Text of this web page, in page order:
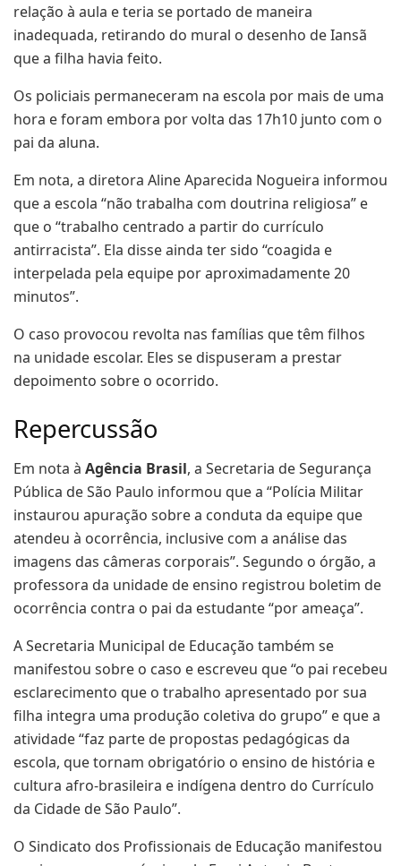
relação à aula e teria se portado de maneira
inadequada, retirando do mural o desenho de Iansã
que a filha havia feito.
Os policiais permaneceram na escola por mais de uma
hora e foram embora por volta das 17h10 junto com o
pai da aluna.
Em nota, a diretora Aline Aparecida Nogueira informou
que a escola “não trabalha com doutrina religiosa” e
que o “trabalho centrado a partir do currículo
antirracista”. Ela disse ainda ter sido “coagida e
interpelada pela equipe por aproximadamente 20
minutos”.
O caso provocou revolta nas famílias que têm filhos
na unidade escolar. Eles se dispuseram a prestar
depoimento sobre o ocorrido.
Repercussão
Em nota à Agência Brasil, a Secretaria de Segurança
Pública de São Paulo informou que a “Polícia Militar
instaurou apuração sobre a conduta da equipe que
atendeu à ocorrência, inclusive com a análise das
imagens das câmeras corporais”. Segundo o órgão, a
professora da unidade de ensino registrou boletim de
ocorrência contra o pai da estudante “por ameaça”.
A Secretaria Municipal de Educação também se
manifestou sobre o caso e escreveu que “o pai recebeu
esclarecimento que o trabalho apresentado por sua
filha integra uma produção coletiva do grupo” e que a
atividade “faz parte de propostas pedagógicas da
escola, que tornam obrigatório o ensino de história e
cultura afro-brasileira e indígena dentro do Currículo
da Cidade de São Paulo”.
O Sindicato dos Profissionais de Educação manifestou